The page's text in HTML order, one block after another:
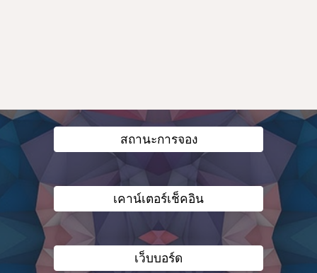
สถานะการจอง
เคาน์เตอร์เช็คอิน
เว็บบอร์ด